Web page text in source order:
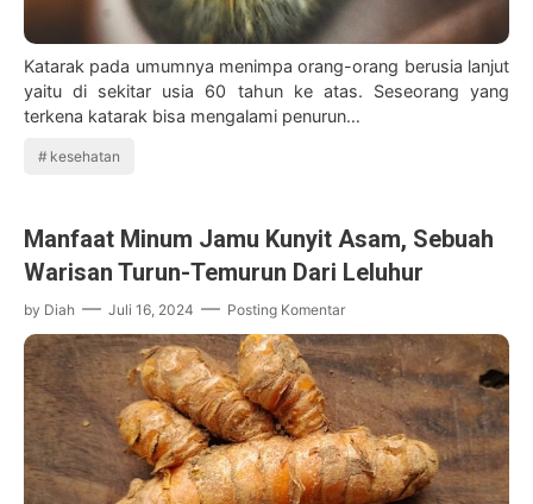
Katarak pada umumnya menimpa orang-orang berusia lanjut
yaitu di sekitar usia 60 tahun ke atas. Seseorang yang
terkena katarak bisa mengalami penurun…
kesehatan
Manfaat Minum Jamu Kunyit Asam, Sebuah
Warisan Turun-Temurun Dari Leluhur
by Diah Juli 16, 2024 Posting Komentar